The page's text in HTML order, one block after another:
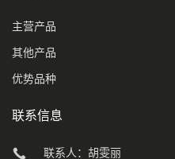
主营产品
其他产品
优势品种
联系信息
联系人：胡雯丽